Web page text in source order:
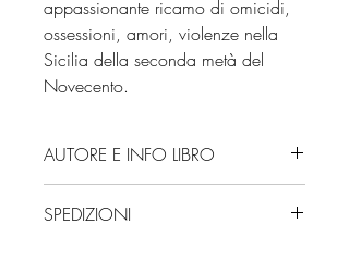
appassionante ricamo di omicidi,
ossessioni, amori, violenze nella
Sicilia della seconda metà del
Novecento.
AUTORE E INFO LIBRO
Editore: Feltrinelli
SPEDIZIONI